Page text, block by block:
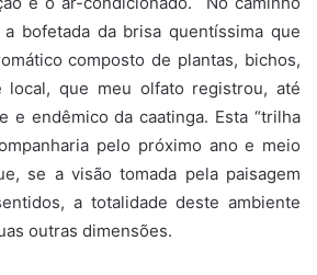
bofetada da brisa quentíssima que
composto de plantas, bichos,
local, que meu olfato registrou, até
e endêmico da caatinga. Esta “trilha
pelo próximo ano e meio
se a visão tomada pela paisagem
a totalidade deste ambiente
outras dimensões.